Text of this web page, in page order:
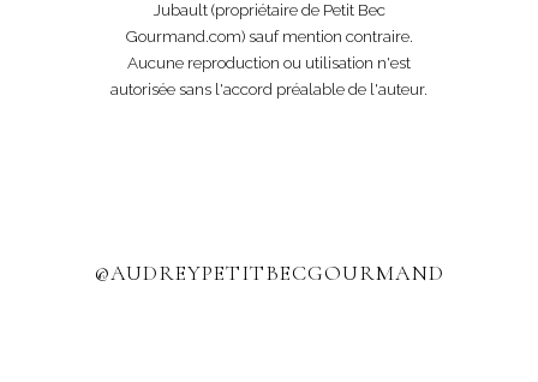
Jubault (propriétaire de Petit Bec
Gourmand.com) sauf mention contraire.
Aucune reproduction ou utilisation n'est
autorisée sans l'accord préalable de l'auteur.
@AUDREYPETITBECGOURMAND